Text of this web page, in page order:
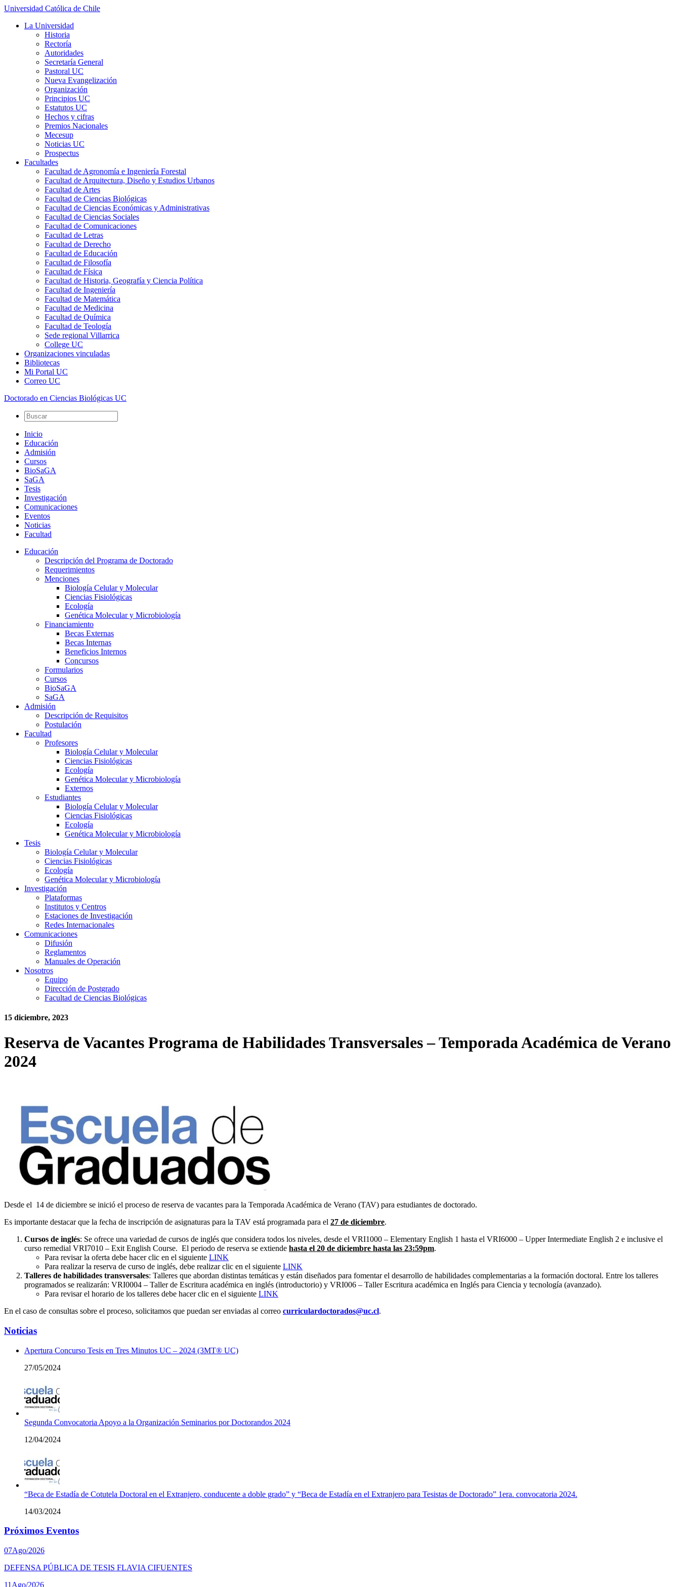
Universidad Católica de Chile
La Universidad
Historia
Rectoría
Autoridades
Secretaría General
Pastoral UC
Nueva Evangelización
Organización
Principios UC
Estatutos UC
Hechos y cifras
Premios Nacionales
Mecesup
Noticias UC
Prospectus
Facultades
Facultad de Agronomía e Ingeniería Forestal
Facultad de Arquitectura, Diseño y Estudios Urbanos
Facultad de Artes
Facultad de Ciencias Biológicas
Facultad de Ciencias Económicas y Administrativas
Facultad de Ciencias Sociales
Facultad de Comunicaciones
Facultad de Letras
Facultad de Derecho
Facultad de Educación
Facultad de Filosofía
Facultad de Física
Facultad de Historia, Geografía y Ciencia Política
Facultad de Ingeniería
Facultad de Matemática
Facultad de Medicina
Facultad de Química
Facultad de Teología
Sede regional Villarrica
College UC
Organizaciones vinculadas
Bibliotecas
Mi Portal UC
Correo UC
Doctorado en Ciencias Biológicas UC
Inicio
Educación
Admisión
Cursos
BioSaGA
SaGA
Tesis
Investigación
Comunicaciones
Eventos
Noticias
Facultad
Educación
Descripción del Programa de Doctorado
Requerimientos
Menciones
Biología Celular y Molecular
Ciencias Fisiológicas
Ecología
Genética Molecular y Microbiología
Financiamiento
Becas Externas
Becas Internas
Beneficios Internos
Concursos
Formularios
Cursos
BioSaGA
SaGA
Admisión
Descripción de Requisitos
Postulación
Facultad
Profesores
Biología Celular y Molecular
Ciencias Fisiológicas
Ecología
Genética Molecular y Microbiología
Externos
Estudiantes
Biología Celular y Molecular
Ciencias Fisiológicas
Ecología
Genética Molecular y Microbiología
Tesis
Biología Celular y Molecular
Ciencias Fisiológicas
Ecología
Genética Molecular y Microbiología
Investigación
Plataformas
Institutos y Centros
Estaciones de Investigación
Redes Internacionales
Comunicaciones
Difusión
Reglamentos
Manuales de Operación
Nosotros
Equipo
Dirección de Postgrado
Facultad de Ciencias Biológicas
15 diciembre, 2023
Reserva de Vacantes Programa de Habilidades Transversales – Temporada Académica de Verano
2024
Desde el 14 de diciembre se inició el proceso de reserva de vacantes para la Temporada Académica de Verano (TAV) para estudiantes de doctorado.
Es importante destacar que la fecha de inscripción de asignaturas para la TAV está programada para el 27 de diciembre.
Cursos de inglés: Se ofrece una variedad de cursos de inglés que considera todos los niveles, desde el VRI1000 – Elementary English 1 hasta el VRI6000 – Upper Intermediate English 2 e inclusive el
curso remedial VRI7010 – Exit English Course. El periodo de reserva se extiende hasta el 20 de diciembre hasta las 23:59pm.
Para revisar la oferta debe hacer clic en el siguiente LINK
Para realizar la reserva de curso de inglés, debe realizar clic en el siguiente LINK
Talleres de habilidades transversales: Talleres que abordan distintas temáticas y están diseñados para fomentar el desarrollo de habilidades complementarias a la formación doctoral. Entre los talleres
programados se realizarán: VRI0004 – Taller de Escritura académica en inglés (introductorio) y VRI006 – Taller Escritura académica en Inglés para Ciencia y tecnología (avanzado).
Para revisar el horario de los talleres debe hacer clic en el siguiente LINK
En el caso de consultas sobre el proceso, solicitamos que puedan ser enviadas al correo curriculardoctorados@uc.cl.
Noticias
Apertura Concurso Tesis en Tres Minutos UC – 2024 (3MT® UC)
27/05/2024
Segunda Convocatoria Apoyo a la Organización Seminarios por Doctorandos 2024
12/04/2024
“Beca de Estadía de Cotutela Doctoral en el Extranjero, conducente a doble grado” y “Beca de Estadía en el Extranjero para Tesistas de Doctorado” 1era. convocatoria 2024.
14/03/2024
Próximos Eventos
07Ago/2026
DEFENSA PÚBLICA DE TESIS FLAVIA CIFUENTES
11 Ago/2026